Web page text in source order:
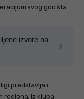
svog godišta.
izvore na
predstavlja i
regiona. Iz kluba